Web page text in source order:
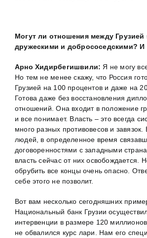
Могут ли отношения между Грузией
дружескими и добрососедскими? И
Арно Хидирбегишвили: Я не могу
Но тем не менее скажу, что Россия
Грузией на 100 процентов и даже на
Готова даже без восстановления
отношений. Она входит в положение
и все понимает. Власть – это всегда
много разных противовесов и завязок.
людей, в определенное время
договоренностями с западными
власть сейчас от них освобождается.
обрубить все концы очень опасно.
себе этого не позволит.
Вот вам несколько сегодняшних
Национальный банк Грузии
интервенции в размере 120
не обвалился курс лари. Нам его